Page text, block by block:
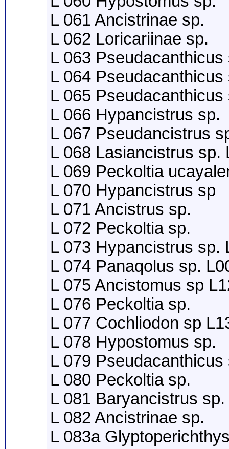
L 061 Ancistrinae sp.
L 062 Loricariinae sp.
L 063 Pseudacanthicus
L 064 Pseudacanthicus
L 065 Pseudacanthicus
L 066 Hypancistrus sp.
L 067 Pseudancistrus
L 068 Lasiancistrus sp.
L 069 Peckoltia
L 070 Hypancistrus sp
L 071 Ancistrus sp.
L 072 Peckoltia sp.
L 073 Hypancistrus sp.
L 074 Panaqolus sp.
L 075 Ancistomus sp
L 076 Peckoltia sp.
L 077 Cochliodon sp
L 078 Hypostomus sp.
L 079 Pseudacanthicus
L 080 Peckoltia sp.
L 081 Baryancistrus sp.
L 082 Ancistrinae sp.
L 083a